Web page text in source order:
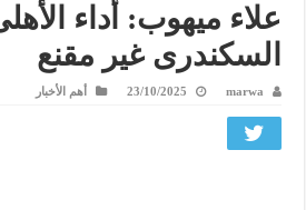
علاء ميهوب: أداء
السكندرى غير مقنع
marwa
23/10/2025 أهم الأخبار